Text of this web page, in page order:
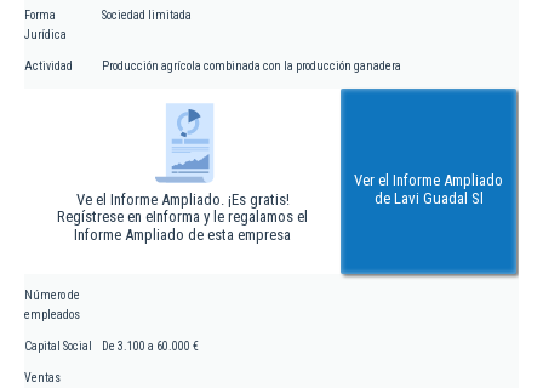
Forma
Jurídica
Sociedad limitada
Actividad Producción agrícola combinada con la producción ganadera
Ve el Informe Ampliado. ¡Es gratis!
Regístrese en eInforma y le regalamos el
Informe Ampliado de esta empresa
Ver el Informe Ampliado
de Lavi Guadal Sl
Número de
empleados
Capital Social De 3.100 a 60.000 €
Ventas